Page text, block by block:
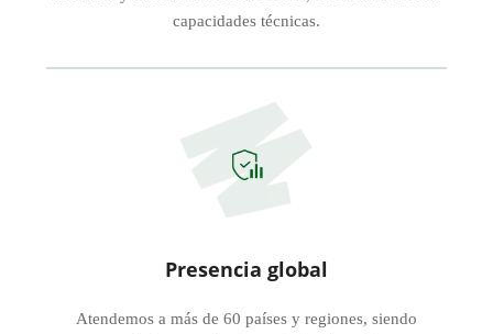
capacidades técnicas.
Presencia global
Atendemos a más de 60 países y regiones, siendo